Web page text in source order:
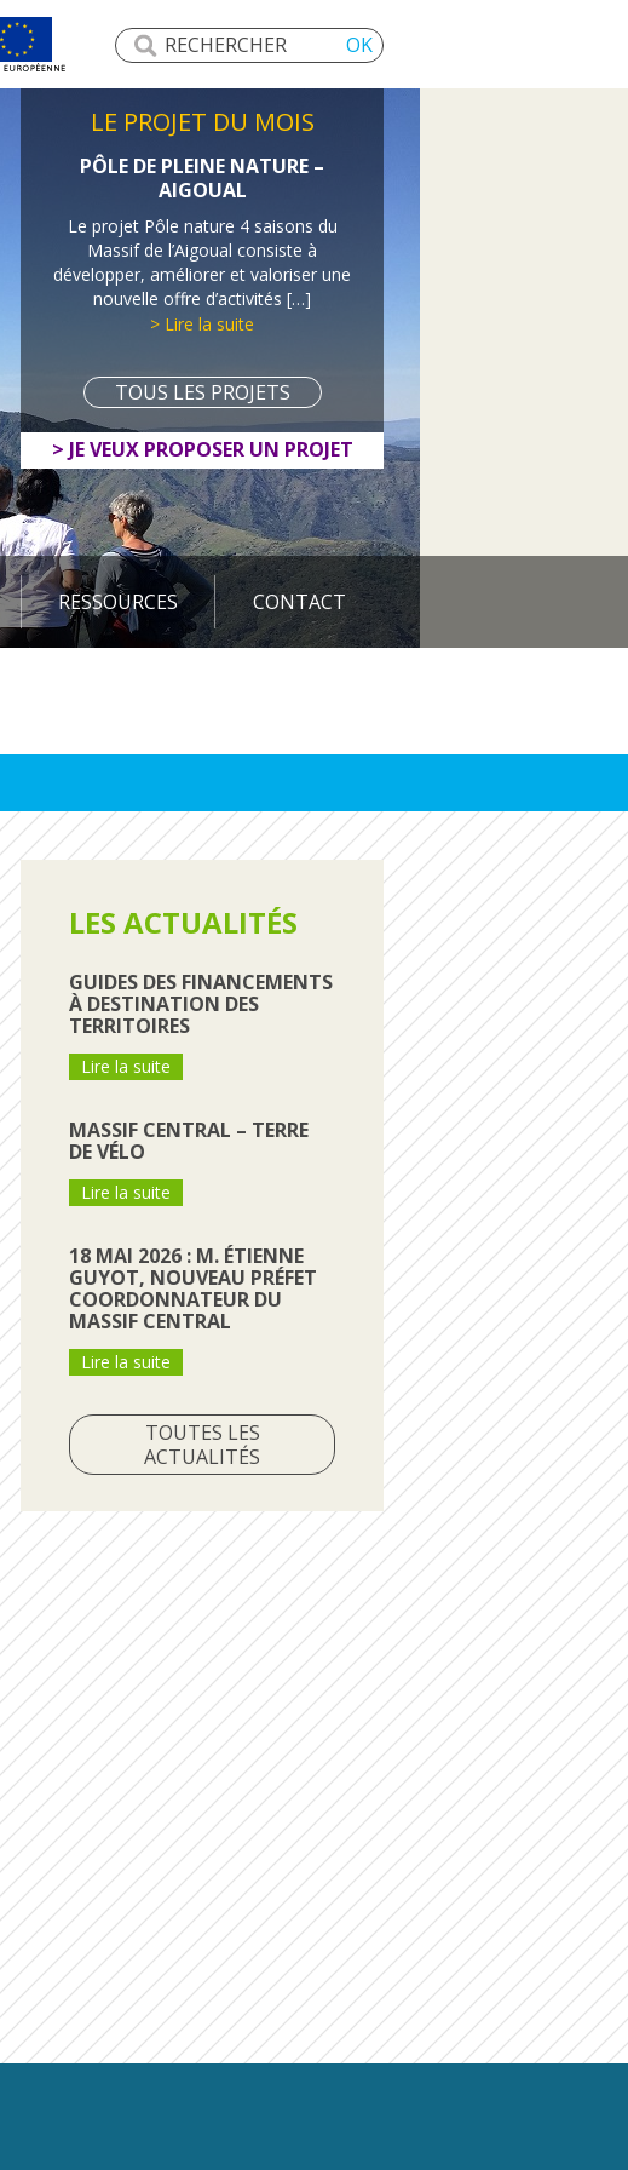
LE PROJET DU MOIS
PÔLE DE PLEINE NATURE –
AIGOUAL
Le projet Pôle nature 4 saisons du
Massif de l’Aigoual consiste à
développer, améliorer et valoriser une
nouvelle offre d’activités […]
> Lire la suite
TOUS LES PROJETS
> JE VEUX PROPOSER UN PROJET
RESSOURCES CONTACT
LES ACTUALITÉS
GUIDES DES FINANCEMENTS
À DESTINATION DES
TERRITOIRES
Lire la suite
MASSIF CENTRAL – TERRE
DE VÉLO
Lire la suite
18 MAI 2026 : M. ÉTIENNE
GUYOT, NOUVEAU PRÉFET
COORDONNATEUR DU
MASSIF CENTRAL
Lire la suite
TOUTES LES
ACTUALITÉS